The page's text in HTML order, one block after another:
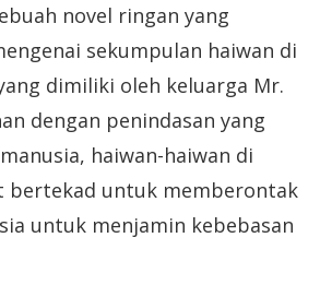
novel ringan yang
sekumpulan haiwan di
dimiliki oleh keluarga Mr.
dengan penindasan yang
haiwan-haiwan di
bertekad untuk memberontak
untuk menjamin kebebasan